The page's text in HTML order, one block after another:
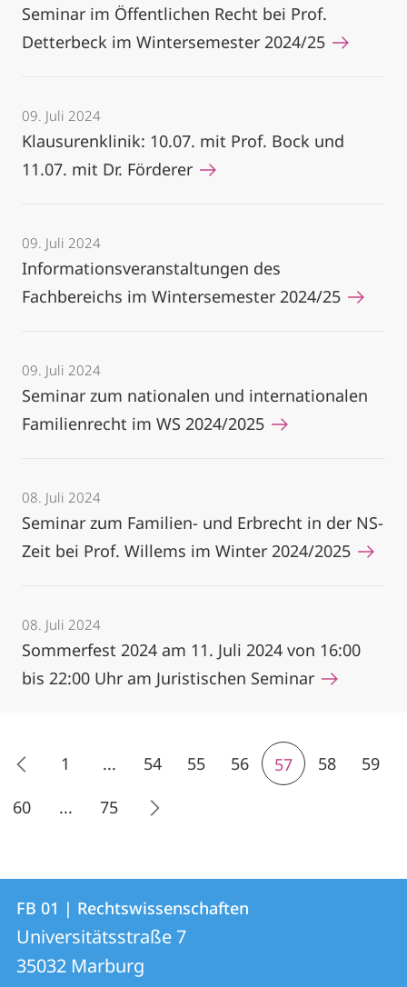
Seminar im Öffentlichen Recht bei Prof.
Detterbeck im Wintersemester 2024/25
09. Juli 2024
Klausurenklinik: 10.07. mit Prof. Bock und
11.07. mit Dr. Förderer
09. Juli 2024
Informationsveranstaltungen des
Fachbereichs im Wintersemester 2024/25
09. Juli 2024
Seminar zum nationalen und internationalen
Familienrecht im WS 2024/2025
08. Juli 2024
Seminar zum Familien- und Erbrecht in der NS-
Zeit bei Prof. Willems im Winter 2024/2025
08. Juli 2024
Sommerfest 2024 am 11. Juli 2024 von 16:00
bis 22:00 Uhr am Juristischen Seminar
1 ... 54 55 56 57 58
59
60
... 75
Kontakt
und
Informationen
Kontaktinformationen
FB
01
FB 01 | Rechtswissenschaften
Universitätsstraße 7
35032 Marburg